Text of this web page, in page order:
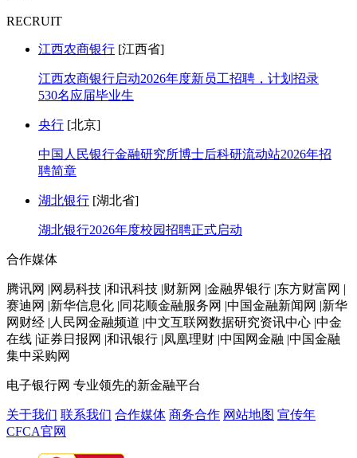
RECRUIT
江西农商银行 [江西省]
江西农商银行启动2026年度新员工招聘，计划招录
530名应届毕业生
央行 [北京]
中国人民银行金融研究所博士后科研流动站2026年招
聘简章
湖北银行 [湖北省]
湖北银行2026年度校园招聘正式启动
合作媒体
腾讯网 |网易科技 |和讯科技 |财新网 |金融界银行 |东方财富网 |
赛迪网 |新华信息化 |同花顺金融服务网 |中国金融新闻网 |新华
网财经 |人民网金融频道 |中文互联网数据研究资讯中心 |中金
在线 |证券日报网 |和讯银行 |凤凰理财 |中国网金融 |中国金融
集中采购网
电子银行网 专业领先的新金融平台
关于我们 联系我们 合作媒体 商务合作 网站地图 宣传年
CFCA官网